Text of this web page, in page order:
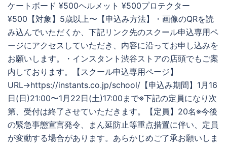
ケートボード ¥500ヘルメット ¥500プロテクター
¥500【対象】5歳以上〜【申込み方法】・画像のQRを読
み込んでいただくか、下記リンク先のスクール申込専用ペ
ージにアクセスしていただき、内容に沿ってお申し込みを
お願いします。・インスタント渋谷ストアの店頭でもご案
内しております。【スクール申込専用ページ】
URL→https://instants.co.jp/school/【申込み期間】1月16
日(日)21:00〜1月22日(土)17:00まで※下記の定員になり次
第、受付は終了させていただきます。【定員】20名※今後
の緊急事態宣言発令、まん延防止等重点措置に伴い、定員
が変動する場合があります。あらかじめご了承お願いしま